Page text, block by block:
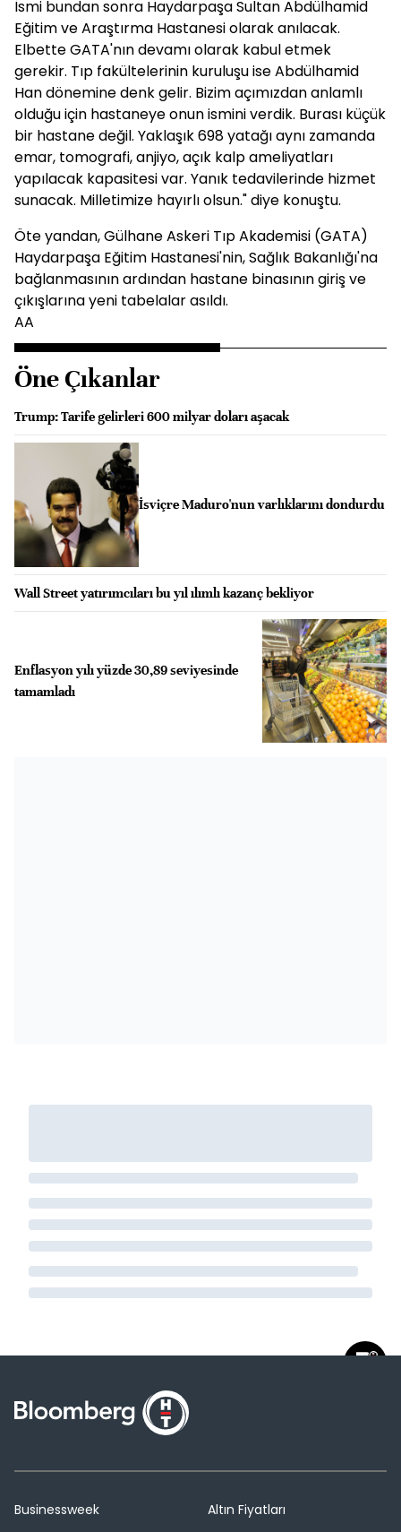
İsmi bundan sonra Haydarpaşa Sultan Abdülhamid
Eğitim ve Araştırma Hastanesi olarak anılacak.
Elbette GATA'nın devamı olarak kabul etmek
gerekir. Tıp fakültelerinin kuruluşu ise Abdülhamid
Han dönemine denk gelir. Bizim açımızdan anlamlı
olduğu için hastaneye onun ismini verdik. Burası küçük
bir hastane değil. Yaklaşık 698 yatağı aynı zamanda
emar, tomografi, anjiyo, açık kalp ameliyatları
yapılacak kapasitesi var. Yanık tedavilerinde hizmet
sunacak. Milletimize hayırlı olsun." diye konuştu.
Öte yandan, Gülhane Askeri Tıp Akademisi (GATA)
Haydarpaşa Eğitim Hastanesi'nin, Sağlık Bakanlığı'na
bağlanmasının ardından hastane binasının giriş ve
çıkışlarına yeni tabelalar asıldı.
AA
Öne Çıkanlar
Trump: Tarife gelirleri 600 milyar doları aşacak
İsviçre Maduro'nun varlıklarını dondurdu
Wall Street yatırımcıları bu yıl ılımlı kazanç bekliyor
Enflasyon yılı yüzde 30,89 seviyesinde
tamamladı
Businessweek
Altın Fiyatları